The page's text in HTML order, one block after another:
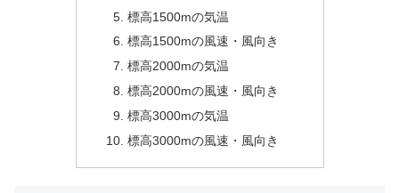
標高1500mの気温
標高1500mの風速・風向き
標高2000mの気温
標高2000mの風速・風向き
標高3000mの気温
標高3000mの風速・風向き